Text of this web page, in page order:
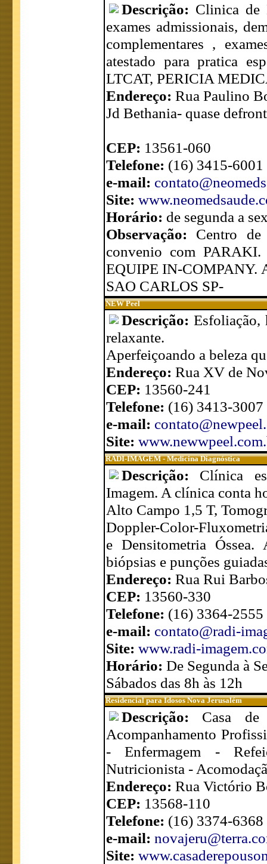
Descrição: Clinica de
exames admissionais,
complementares ,
atestado para pratica
LTCAT, PERICIA
Endereço: Rua Paulino
Jd Bethania- quase
CEP: 13561-060
Telefone: (16) 3415-
e-mail:
Site:
Horário: de segunda a
Observação: Centro de
convenio com
EQUIPE IN-
SAO CARLOS SP-
NEW Peel
Descrição: Esfoliação,
relaxante.
Aperfeiçoando a beleza
Endereço: Rua XV de
CEP: 13560-241
Telefone: (16) 3413-3007
e-mail:
Site:
RADI-IMAGEM - Medicina Diagnóstica
Descrição: Clínica
Imagem. A clínica conta
Alto Campo 1,5 T,
Doppler-Color-
e Densitometria
biópsias e punções
Endereço: Rua Rui
CEP: 13560-330
Telefone: (16) 3364-2555
e-mail: contato@radi-
Site: www.radi-
Horário: De Segunda à
Sábados das 8h às 12h
Residencial para Idosos Nova Jerusalém
Descrição: Casa
Acompanhamento
- Enfermagem -
Nutricionista -
Endereço: Rua Victório
CEP: 13568-110
Telefone: (16) 3374-
e-mail:
Site: